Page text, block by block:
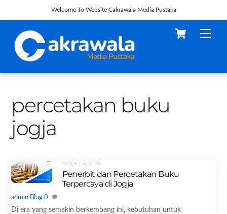
Welcome To Website Cakrawala Media Pustaka
content
Cart
percetakan buku
jogja
MARET 8, 2025
Penerbit dan Percetakan Buku
Terpercaya di Jogja
admin Blog 0
Di era yang semakin berkembang ini, kebutuhan untuk